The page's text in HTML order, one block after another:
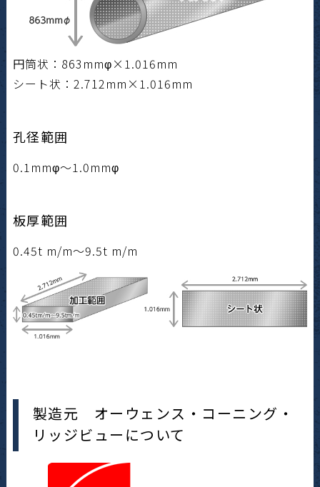
円筒状：863mmφ×1.016mm
シート状：2.712mm×1.016mm
孔径範囲
0.1mmφ～1.0mmφ
板厚範囲
0.45t m/m～9.5t m/m
製造元 オーウェンス・コーニング・
リッジビューについて